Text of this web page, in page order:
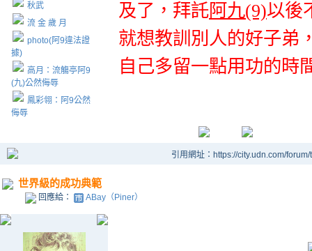
秋武
流 金 歲 月
photo(阿9違法證
據)
高月：流觴亭阿9
(九)公然侮辱
鳳彩翎：阿9公然
侮辱
及了 ，拜託阿九(9)以後
就想教訓別人的好子弟
自己多留一點用功的時
引用網址：https://city.udn.com/
世界級的成功典範
回應給： ABay（Piner）